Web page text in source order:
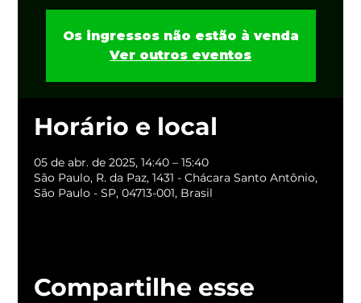
Os ingressos não estão à venda
Ver outros eventos
Horário e local
05 de abr. de 2025, 14:40 – 15:40
São Paulo, R. da Paz, 1431 - Chácara Santo Antônio,
São Paulo - SP, 04713-001, Brasil
Compartilhe esse